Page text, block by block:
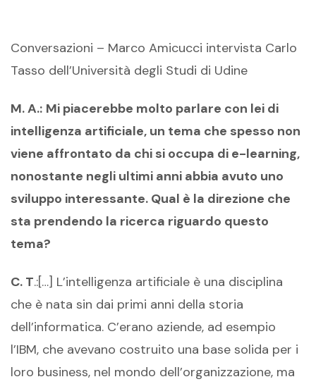
Conversazioni – Marco Amicucci intervista Carlo
Tasso dell’Università degli Studi di Udine
M. A.: Mi piacerebbe molto parlare con lei di
intelligenza artificiale, un tema che spesso non
viene affrontato da chi si occupa di e-learning,
nonostante negli ultimi anni abbia avuto uno
sviluppo interessante. Qual è la direzione che
sta prendendo la ricerca riguardo questo
tema?
C. T.:[…] L’intelligenza artificiale è una disciplina
che è nata sin dai primi anni della storia
dell’informatica. C’erano aziende, ad esempio
l’IBM, che avevano costruito una base solida per i
loro business, nel mondo dell’organizzazione, ma